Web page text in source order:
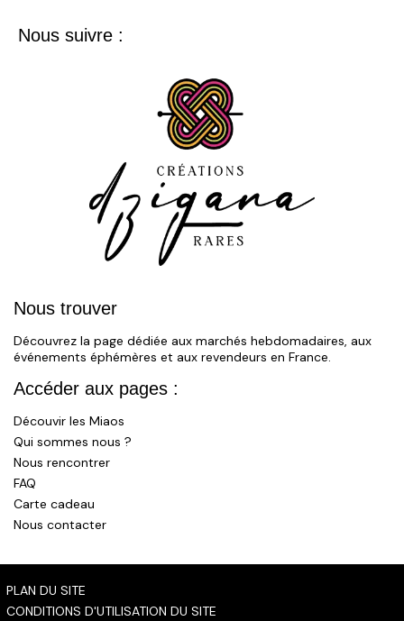
Nous suivre :
Nous trouver
Découvrez la page dédiée aux marchés hebdomadaires, aux
événements éphémères et aux revendeurs en France.
Accéder aux pages :
Découvir les Miaos
Qui sommes nous ?
Nous rencontrer
FAQ
Carte cadeau
Nous contacter
PLAN DU SITE
CONDITIONS D'UTILISATION DU SITE